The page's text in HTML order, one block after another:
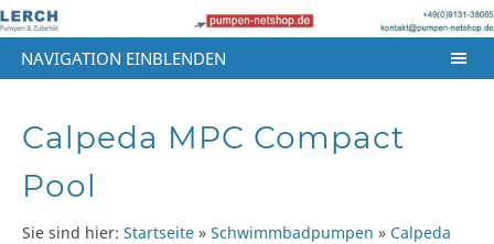
NAVIGATION EINBLENDEN
Calpeda MPC Compact
Pool
Sie sind hier: Startseite » Schwimmbadpumpen » Calpeda